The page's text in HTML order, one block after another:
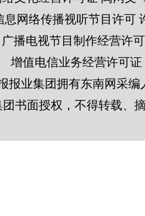
息网络传播视听节目许可
广播电视节目制作经营许
增值电信业务经营许可证
报业集团拥有东南网采
书面授权，不得转载、